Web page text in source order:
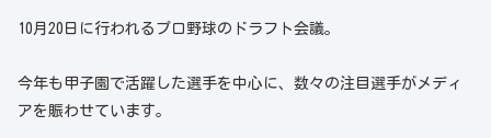
10月20日に行われるプロ野球のドラフト会議。
今年も甲子園で活躍した選手を中心に、数々の注目選手がメディ
アを賑わせています。